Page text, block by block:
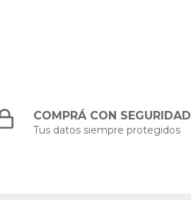
COMPRÁ CON SEGURIDAD
Tus datos siempre protegidos